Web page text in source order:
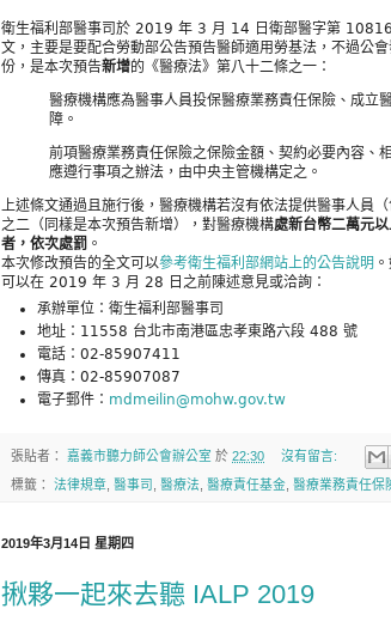
衛生福利部醫事司於 2019 年 3 月 14 日衛部醫字第
文，主要是要配合勞動部公告預告醫師適用勞基法，不過公
份，是本次預告新增的《醫療法》第八十二條之一：
醫療機構應為醫事人員投保醫療業務責任保險、成立
障。
前項醫療業務責任保險之保險金額、契約必要內容、
應遵行事項之辦法，由中央主管機構定之。
上述條文通過且施行後，醫療機構若沒有依法提供醫事人員
之二（同樣是本次預告新增），對醫療機構處新台幣二萬元
者，依次處罰 。
本次修改預告的全文可以參考衛生福利部網站上的公告說明
可以在 2019 年 3 月 28 日之前陳述意見或洽詢：
承辦單位：衛生福利部醫事司
地址：11558 台北市南港區忠孝東路六段 488 號
電話：02-85907411
傳真：02-85907087
電子郵件： mdmeilin@mohw.gov.tw
張貼者： 嘉義市聽力師公會辦公室 於 22:30 沒有留言:
標籤： 法律規章 醫事司 醫療法 醫療責任基金 醫療業務責任保
2019年3月14日 星期四
揪夥一起來去聽 IALP 2019